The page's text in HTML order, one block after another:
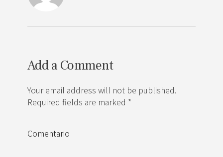
Add a Comment
Your email address will not be published.
Required fields are marked *
Comentario